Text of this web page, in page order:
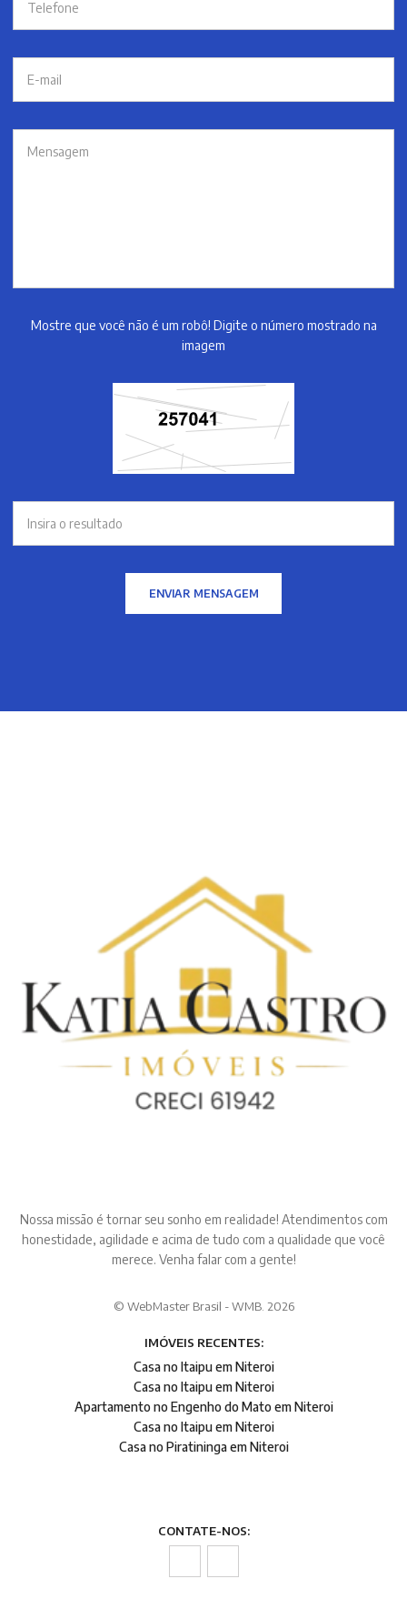
Mostre que você não é um robô! Digite o número mostrado na
imagem
ENVIAR MENSAGEM
Nossa missão é tornar seu sonho em realidade! Atendimentos com
honestidade, agilidade e acima de tudo com a qualidade que você
merece. Venha falar com a gente!
© WebMaster Brasil - WMB. 2026
IMÓVEIS RECENTES:
Casa no Itaipu em Niteroi
Casa no Itaipu em Niteroi
Apartamento no Engenho do Mato em Niteroi
Casa no Itaipu em Niteroi
Casa no Piratininga em Niteroi
CONTATE-NOS: